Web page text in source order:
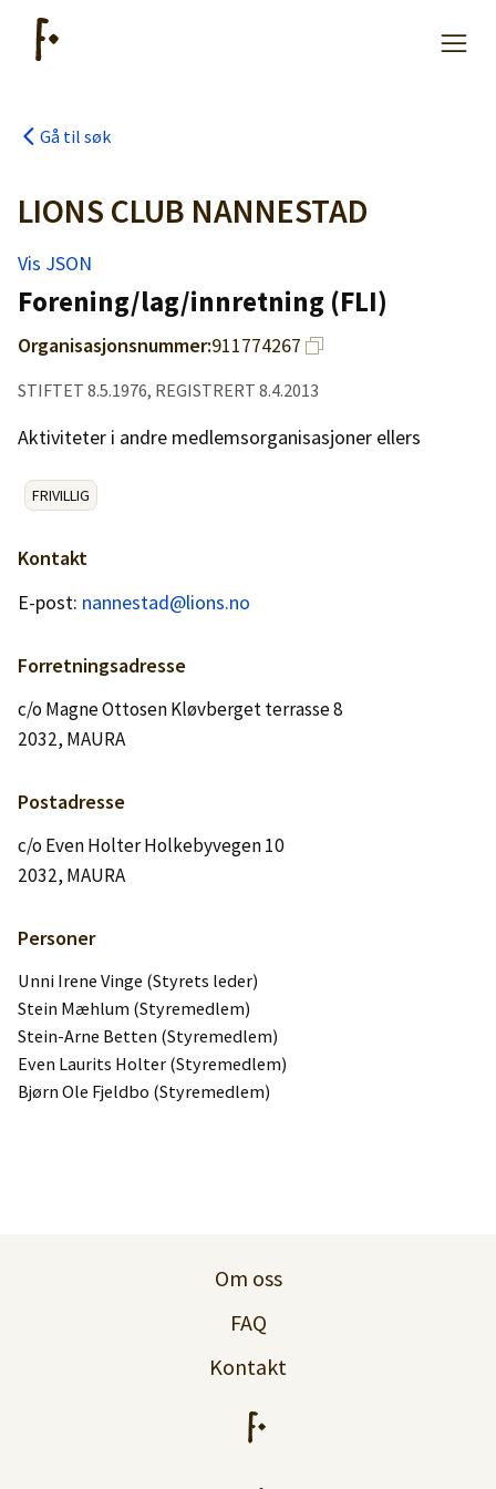
Kjøpe lister
Priser
Logg inn
Lag konto
Gå til søk
LIONS CLUB NANNESTAD
Vis JSON
Forening/lag/innretning (FLI)
Organisasjonsnummer:911774267
STIFTET 8.5.1976, REGISTRERT 8.4.2013
Aktiviteter i andre medlemsorganisasjoner ellers
FRIVILLIG
Kontakt
E-post: nannestad@lions.no
Forretningsadresse
c/o Magne Ottosen Kløvberget terrasse 8
2032, MAURA
Postadresse
c/o Even Holter Holkebyvegen 10
2032, MAURA
Personer
Unni Irene Vinge (Styrets leder)
Stein Mæhlum (Styremedlem)
Stein-Arne Betten (Styremedlem)
Even Laurits Holter (Styremedlem)
Bjørn Ole Fjeldbo (Styremedlem)
Om oss
FAQ
Kontakt